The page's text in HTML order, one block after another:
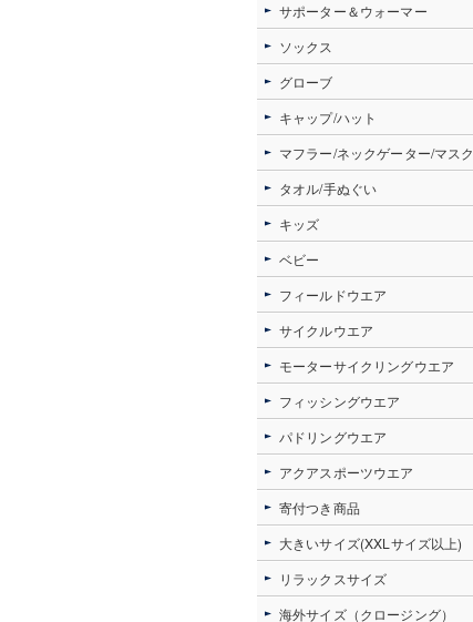
サポーター＆ウォーマー
ソックス
グローブ
キャップ/ハット
マフラー/ネックゲーター/マスク
タオル/手ぬぐい
キッズ
ベビー
フィールドウエア
サイクルウエア
モーターサイクリングウエア
フィッシングウエア
パドリングウエア
アクアスポーツウエア
寄付つき商品
大きいサイズ(XXLサイズ以上)
リラックスサイズ
海外サイズ（クロージング）